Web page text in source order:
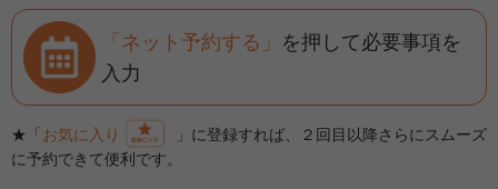
「ネット予約する」 を押して必要事項を
入力
★「 お気に入り
」に登録すれば、２回目以降さらにスムーズ
に予約できて便利です。